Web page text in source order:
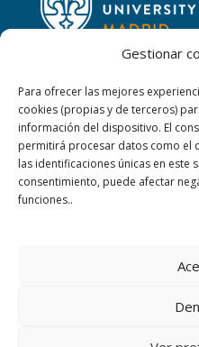
Gestionar
Para ofrecer las mejores
cookies (propias y de terceros)
información del dispositivo. El
permitirá procesar datos como el
las identificaciones únicas en este
consentimiento, puede afectar
funciones..
CONTACTAR
Calle San Ignacio, 2,
06220 Villafranca de los